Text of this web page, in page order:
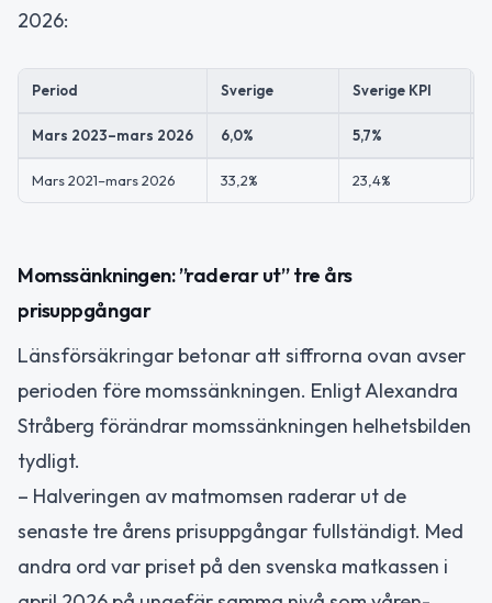
2026:
Period Sverige Sverige KPI
Mars 2023–mars 2026 6,0% 5,7%
Mars 2021–mars 2026 33,2% 23,4%
Momssänkningen: ”raderar ut” tre års
prisuppgångar
Länsförsäkringar betonar att siffrorna ovan avser
perioden före momssänkningen. Enligt Alexandra
Stråberg förändrar momssänkningen helhetsbilden
tydligt.
– Halveringen av matmomsen raderar ut de
senaste tre årens prisuppgångar fullständigt. Med
andra ord var priset på den svenska matkassen i